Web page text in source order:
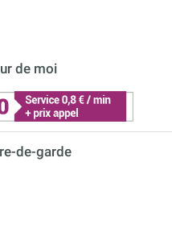
de moi
de-garde